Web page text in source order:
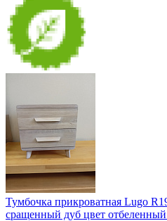
Тумбочка прикроватная Lugo
сращенный дуб цвет